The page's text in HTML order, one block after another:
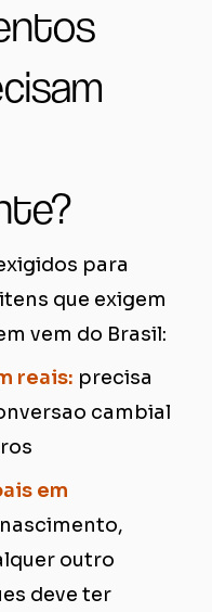
para
que exigem
vem do Brasil:
reais: precisa
cambial
em
outro
deve ter